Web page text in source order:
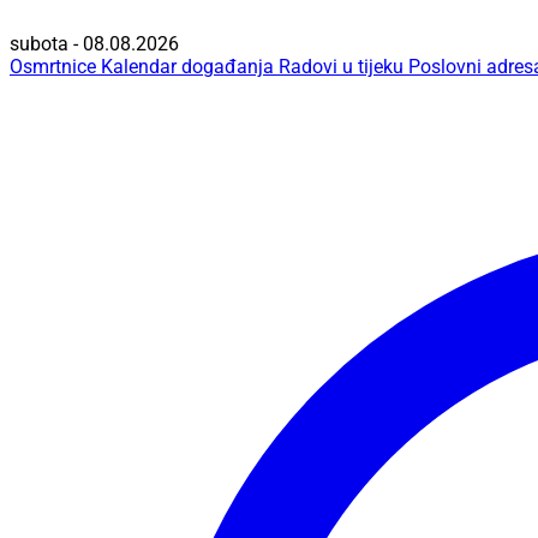
subota - 08.08.2026
Osmrtnice Kalendar događanja Radovi u tijeku Poslovni